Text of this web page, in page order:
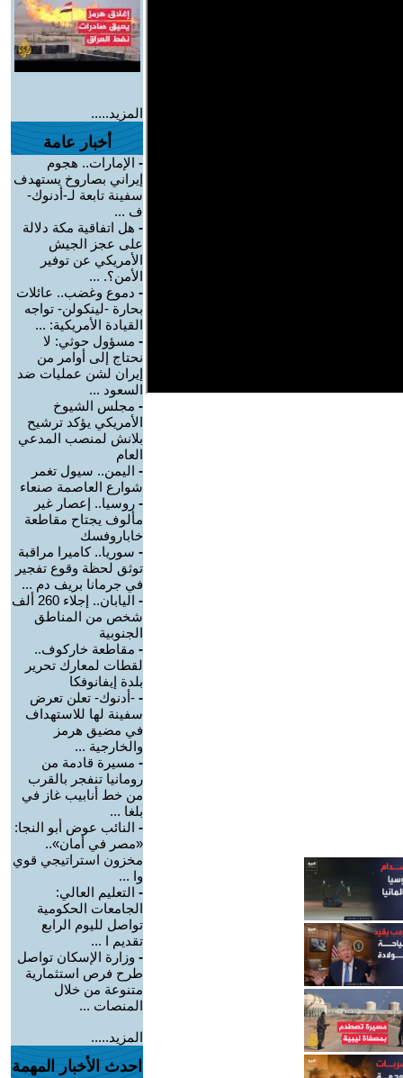
المزيد.....
أخبار عامة
- الإمارات.. هجوم
إيراني بصاروخ يستهدف
سفينة تابعة لـ-أدنوك-
ف ...
- هل اتفاقية مكة دلالة
على عجز الجيش
الأمريكي عن توفير
الأمن؟. ...
- دموع وغضب.. عائلات
بحارة -لينكولن- تواجه
القيادة الأمريكية: ...
- مسؤول حوثي: لا
نحتاج إلى أوامر من
إيران لشن عمليات ضد
السعود ...
- مجلس الشيوخ
الأمريكي يؤكد ترشيح
بلانش لمنصب المدعي
العام
- اليمن.. سيول تغمر
شوارع العاصمة صنعاء
- روسيا.. إعصار غير
مألوف يجتاح مقاطعة
خاباروفسك
- سوريا.. كاميرا مراقبة
توثق لحظة وقوع تفجير
في جرمانا بريف دم ...
-
اليابان.. إجلاء 260 ألف
شخص من المناطق
الجنوبية
- مقاطعة خاركوف..
لقطات لمعارك تحرير
بلدة إيفانوفكا
- -أدنوك- تعلن تعرض
سفينة لها للاستهداف
في مضيق هرمز
والخارجية ...
- مسيرة قادمة من
رومانيا تنفجر بالقرب
من خط أنابيب غاز في
بلغا ...
- النائب عوض أبو النجا:
«مصر في أمان»..
مخزون استراتيجي قوي
وا ...
- التعليم العالي:
الجامعات الحكومية
تواصل لليوم الرابع
تقديم ا ...
- وزارة الإسكان تواصل
طرح فرص استثمارية
متنوعة من خلال
المنصات ...
المزيد.....
احدث الأخبار المهمة